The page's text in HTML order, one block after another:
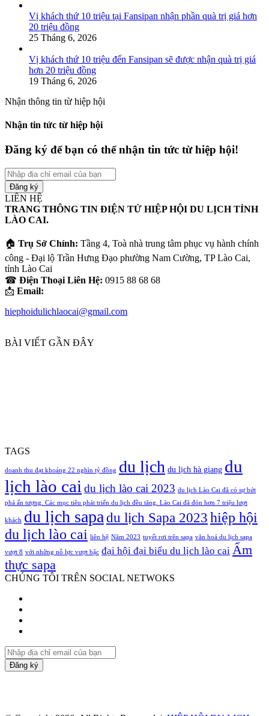
Vị khách thứ 10 triệu tại Fansipan nhận phần quà trị giá hơn
20 triệu đồng
25 Tháng 6, 2026
Vị khách thứ 10 triệu đến Fansipan sẽ được nhận quà trị giá
hơn 20 triệu đồng
19 Tháng 6, 2026
Nhận thông tin từ hiệp hội
Nhận tin tức từ hiệp hội
Đăng ký để bạn có thể nhận tin tức từ hiệp hội!
Nhập
địa
chỉ
email
của
bạn
LIÊN HỆ
TRANG THÔNG TIN ĐIỆN TỬ HIỆP HỘI DU LỊCH TỈNH
LÀO CAI.
🏠 Trụ Sở Chính: Tầng 4, Toà nhà trung tâm phục vụ hành chính
công - Đại lộ Trần Hưng Đạo phường Nam Cường, TP Lào Cai,
tỉnh Lào Cai
☎ Điện Thoại Liên Hệ: 0915 88 68 68
📩 Email:
hiephoidulichlaocai@gmail.com
BÀI VIẾT GẦN ĐÂY
TAGS
doanh thu đạt khoảng 22 nghìn tỷ đồng du lịch du lịch hà giang du
lịch lào cai du lịch lào cai 2023 du lịch Lào Cai đã có sự bứt
phá ấn tượng. Các mục tiêu phát triển du lịch đều tăng. Lào Cai đã đón hơn 7 triệu lượt
khách du lịch sapa du lịch Sapa 2023 hiệp hội
du lịch lào cai liên hệ Năm 2023 tuyết rơi trên sapa văn hoá du lịch sapa
vượt 8 với những nỗ lực vượt bậc đại hội đại biểu du lịch lào cai Ẩm
thực sapa
CHÚNG TÔI TRÊN SOCIAL NETWOKS
Nhập
địa
chỉ